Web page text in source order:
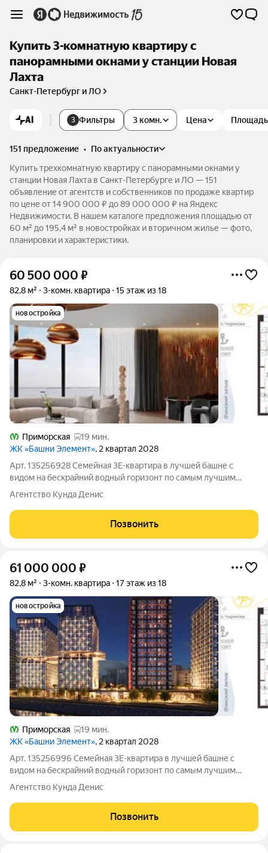
Купить 3-комнатную квартиру с
панорамными окнами у станции Новая
Лахта
Санкт-Петербург и ЛО
AI 3 Фильтры 3 комн. Цена Площадь
151 предложение •
по актуальности
Купить трехкомнатную квартиру с панорамными окнами у
станции Новая Лахта в Санкт-Петербурге и ЛО — 151
объявление от агентств и собственников по продаже квартир
по цене от 14 900 000 ₽ до 89 000 000 ₽ на Яндекс
Недвижимости. В нашем каталоге предложения площадью от
60 м² до 195,4 м² в новостройках и вторичном жилье — фото,
планировки и характеристики.
60 500 000 ₽
82,8 м² 3-комн. квартира 15 этаж из 18
новостройка
Приморская
19 мин.
ЖК «Башни Элемент», 2 квартал 2028
Арт. 135256928 Семейная 3Е-квартира в лучшей башне с
видом на бескрайний водный горизонт по самым лучшим
условиям в комплексе Башня Платинум с меньшим
количеством квартир и эффектным небесным мостом до
которого вы спускаетесь на лифте со своего
Агентство Кунда Денис
Позвонить
61 000 000 ₽
82,8 м² 3-комн. квартира 17 этаж из 18
новостройка
Приморская
19 мин.
ЖК «Башни Элемент», 2 квартал 2028
Арт. 135256996 Семейная 3Е-квартира в лучшей башне с
видом на бескрайний водный горизонт по самым лучшим
условиям в комплексе Башня Платинум с меньшим
количеством квартир и эффектным небесным мостом до
которого вы спускаетесь на лифте со своего
Агентство Кунда Денис
Позвонить